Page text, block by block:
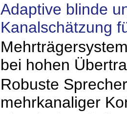
Adaptive blinde
Kanalschätzung
bei hohen
Robuste
mehrkanaliger